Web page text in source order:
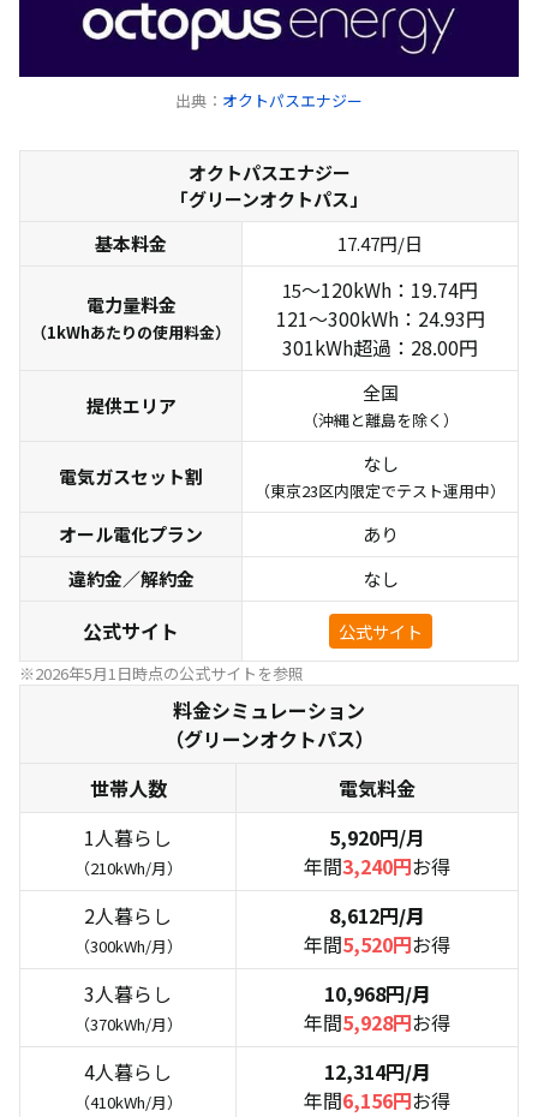
エリアプライ
ス価格
電気使用量
1人暮らし
30A/210kWh
40A/300kWh
3人暮らし
40A/370kWh
50A/410kWh
家庭の省エネハンドブック2025 | 東京都環境局
出典： オクトパスエナジー
オクトパスエナジー
「グリーンオクトパス」
基本料金
17.47円/日
電力量料金
（1kWhあたりの使用料金）
15～120kWh：19.74円
121～300kWh：24.93円
301kWh超過：28.00円
提供エリア
全国
（沖縄と離島を除く）
電気ガスセット割
なし
（東京23区内限定でテスト運用中）
オール電化プラン
あり
違約金／解約金
なし
公式サイト 公式サイト
※2026年5月1日時点の公式サイトを参照
料金シミュレーション
（グリーンオクトパス）
世帯人数
電気料金
1人暮らし
（210kWh/月）
5,920円/月
年間3,240円お得
2人暮らし
（300kWh/月）
8,612円/月
年間5,520円お得
3人暮らし
（370kWh/月）
10,968円/月
年間5,928円お得
4人暮らし
（410kWh/月）
12,314円/月
年間6,156円お得